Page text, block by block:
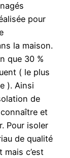
pour
la maison.
que 30 %
( le plus
). Ainsi
de
et
Pour isoler
de qualité
c’est